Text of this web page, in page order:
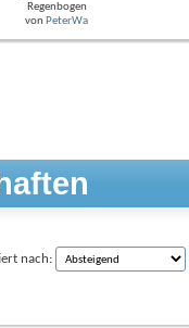
Regenbogen
von PeterWa
nach: